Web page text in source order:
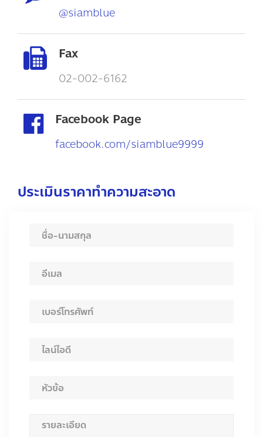
ประเมินราคาทำความสะอาด
@siamblue
Fax
02-002-6162
Facebook Page
facebook.com/siamblue9999